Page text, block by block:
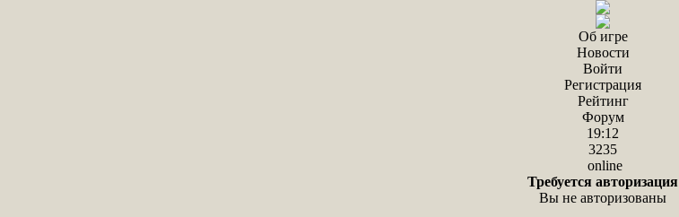
Об игре
Новости
Войти
Регистрация
Рейтинг
Форум
19:12
3235
online
Требуется авторизация
Вы не авторизованы